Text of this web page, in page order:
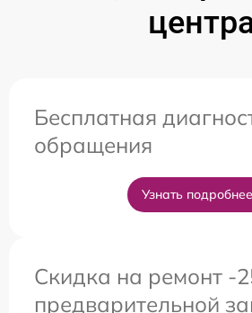
Бесплатная
обращения
Узнать подробнее
Скидка на ремонт -
предварительной